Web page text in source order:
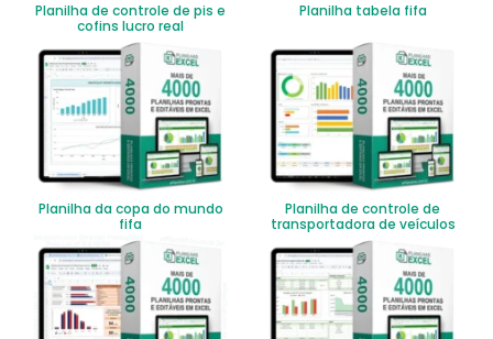
Planilha de controle de pis e
cofins lucro real
Planilha tabela fifa
Planilha da copa do mundo
fifa
Planilha de controle de
transportadora de veículos